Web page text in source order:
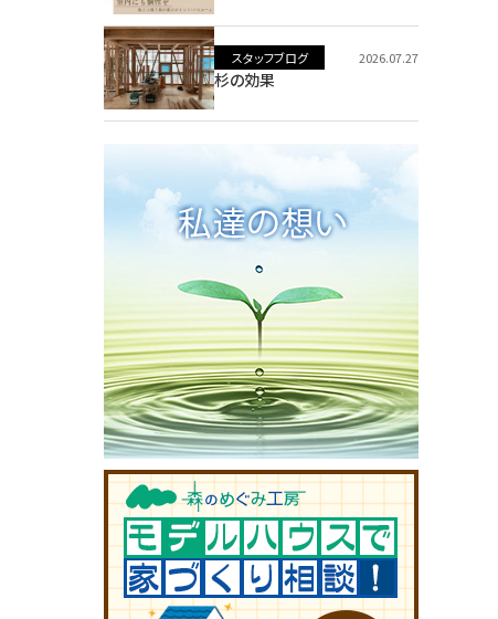
スタッフブログ 2026.07.27
杉の効果